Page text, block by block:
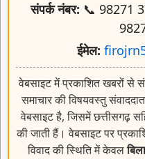
संपर्क नंबर: 📞 98271
ईमेल:
वेबसाइट में प्रकाशित खबरों से
समाचार की विषयवस्तु
वेबसाइट है, जिसमें छत्तीसगढ़
की जाती हैं। वेबसाइट पर
विवाद की स्थिति में केवल